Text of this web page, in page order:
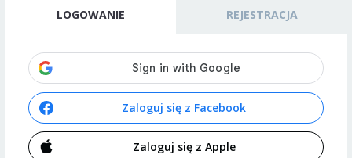
LOGOWANIE REJESTRACJA
Zaloguj się z Facebook
Zaloguj się z Apple